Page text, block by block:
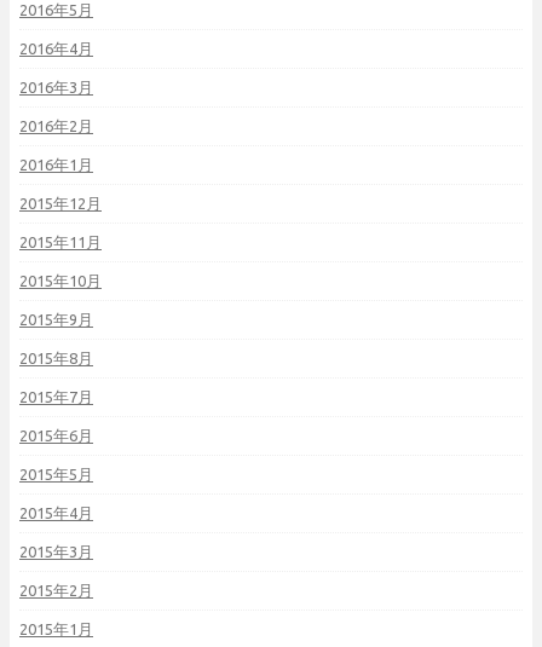
2016年5月
2016年4月
2016年3月
2016年2月
2016年1月
2015年12月
2015年11月
2015年10月
2015年9月
2015年8月
2015年7月
2015年6月
2015年5月
2015年4月
2015年3月
2015年2月
2015年1月